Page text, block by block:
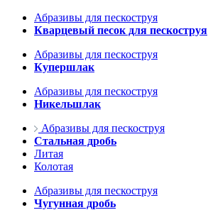
Абразивы для пескоструя
Кварцевый песок для пескоструя
Абразивы для пескоструя
Купершлак
Абразивы для пескоструя
Никельшлак
Абразивы для пескоструя
Стальная дробь
Литая
Колотая
Абразивы для пескоструя
Чугунная дробь